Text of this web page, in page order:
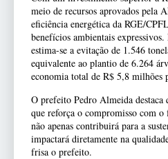
meio de recursos aprovados pela
eficiência energética da RGE/
benefícios ambientais
estima-se a evitação de 1.546
equivalente ao plantio de 6.264
economia total de R$ 5,8 milhões
O prefeito Pedro Almeida destaca
que reforça o compromisso com
não apenas contribuirá para a
impactará diretamente na
frisa o prefeito.